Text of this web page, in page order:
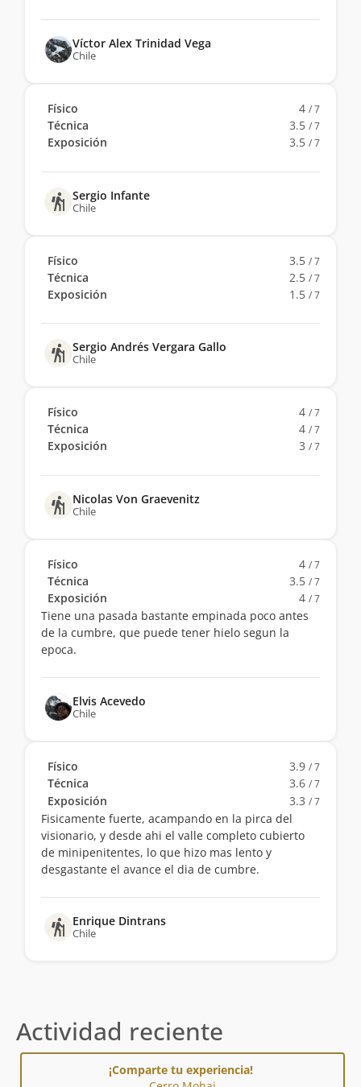
Víctor Alex Trinidad Vega
Chile
Físico 4 / 7
Técnica 3.5 / 7
Exposición 3.5 / 7
Sergio Infante
Chile
Físico 3.5 / 7
Técnica 2.5 / 7
Exposición 1.5 / 7
Sergio Andrés Vergara Gallo
Chile
Físico 4 / 7
Técnica 4 / 7
Exposición 3 / 7
Nicolas Von Graevenitz
Chile
Físico 4 / 7
Técnica 3.5 / 7
Exposición 4 / 7
Tiene una pasada bastante empinada poco antes
de la cumbre, que puede tener hielo segun la
epoca.
Elvis Acevedo
Chile
Físico 3.9 / 7
Técnica 3.6 / 7
Exposición 3.3 / 7
Fisicamente fuerte, acampando en la pirca del
visionario, y desde ahi el valle completo cubierto
de minipenitentes, lo que hizo mas lento y
desgastante el avance el dia de cumbre.
Enrique Dintrans
Chile
Actividad reciente
¡Comparte tu experiencia!